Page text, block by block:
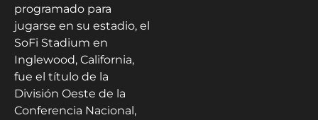
programado para
jugarse en su estadio, el
SoFi Stadium en
Inglewood, California,
fue el título de la
División Oeste de la
Conferencia Nacional,